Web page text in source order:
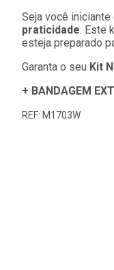
Seja você
praticidade. Este
esteja preparado
Garanta o seu Kit
+ BANDAGEM
REF: M1703W